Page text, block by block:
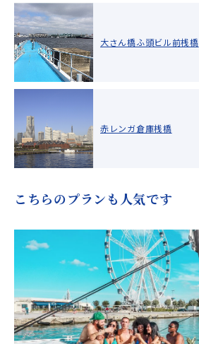
大さん橋ふ頭ビル前桟橋
赤レンガ倉庫桟橋
こちらのプランも人気です